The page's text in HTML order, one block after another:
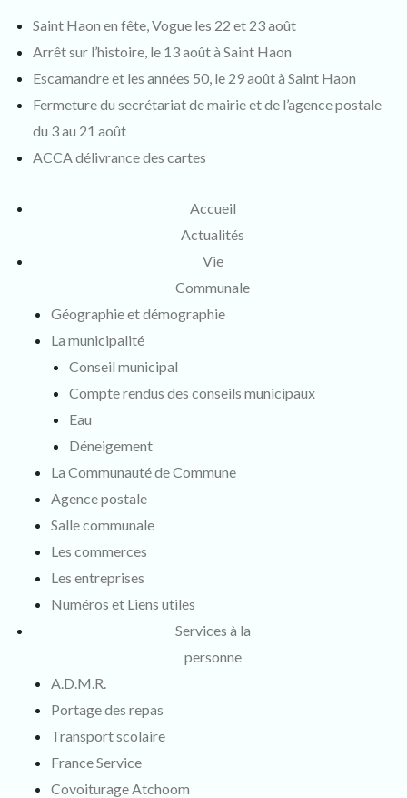
Saint Haon en fête, Vogue les 22 et 23 août
Arrêt sur l’histoire, le 13 août à Saint Haon
Escamandre et les années 50, le 29 août à Saint Haon
Fermeture du secrétariat de mairie et de l’agence postale
du 3 au 21 août
ACCA délivrance des cartes
Accueil
Actualités
Vie
Communale
Géographie et démographie
La municipalité
Conseil municipal
Compte rendus des conseils municipaux
Eau
Déneigement
La Communauté de Commune
Agence postale
Salle communale
Les commerces
Les entreprises
Numéros et Liens utiles
Services à la
personne
A.D.M.R.
Portage des repas
Transport scolaire
France Service
Covoiturage Atchoom